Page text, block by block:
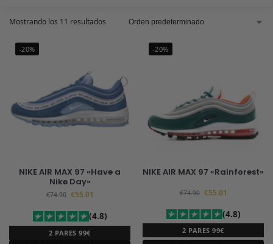
Mostrando los 11 resultados
-20%
NIKE AIR MAX 97 «Have a
Nike Day»
€74.90 €55.01
(4.8)
2 PARES 99€
-20%
NIKE AIR MAX 97 «Rainforest»
€74.90 €55.01
(4.8)
2 PARES 99€